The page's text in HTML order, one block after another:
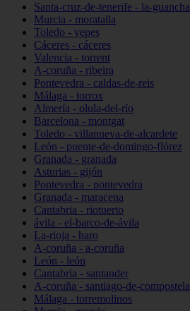
Santa-cruz-de-tenerife - la-guancha
Murcia - moratalla
Toledo - yepes
Cáceres - cáceres
Valencia - torrent
A-coruña - ribeira
Pontevedra - caldas-de-reis
Málaga - torrox
Almería - olula-del-río
Barcelona - montgat
Toledo - villanueva-de-alcardete
León - puente-de-domingo-flórez
Granada - granada
Asturias - gijón
Pontevedra - pontevedra
Granada - maracena
Cantabria - riotuerto
ávila - el-barco-de-ávila
La-rioja - haro
A-coruña - a-coruña
León - león
Cantabria - santander
A-coruña - santiago-de-compostela
Málaga - torremolinos